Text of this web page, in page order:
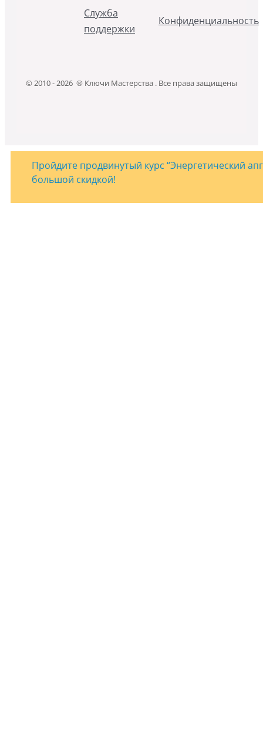
Служба
поддержки
Конфиденциальность
© 2010 - 2026 ® Ключи Мастерства . Все права защищены
Пройдите продвинутый курс “Энергетический
большой скидкой!